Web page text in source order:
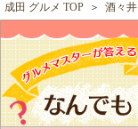
成田 グルメ TOP ＞ 酒々井